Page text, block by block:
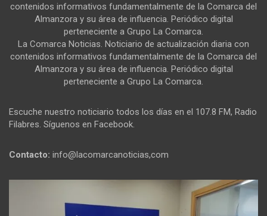
contenidos informativos fundamentalmente de la Comarca del
Almanzora y su área de influencia. Periódico digital
perteneciente a Grupo La Comarca.
La Comarca Noticias. Noticiario de actualización diaria con
contenidos informativos fundamentalmente de la Comarca del
Almanzora y su área de influencia. Periódico digital
perteneciente a Grupo La Comarca.
Escuche nuestro noticiario todos los días en el 107.8 FM, Radio
Filabres. Síguenos en Facebook.
Contacto: info@lacomarcanoticias,com